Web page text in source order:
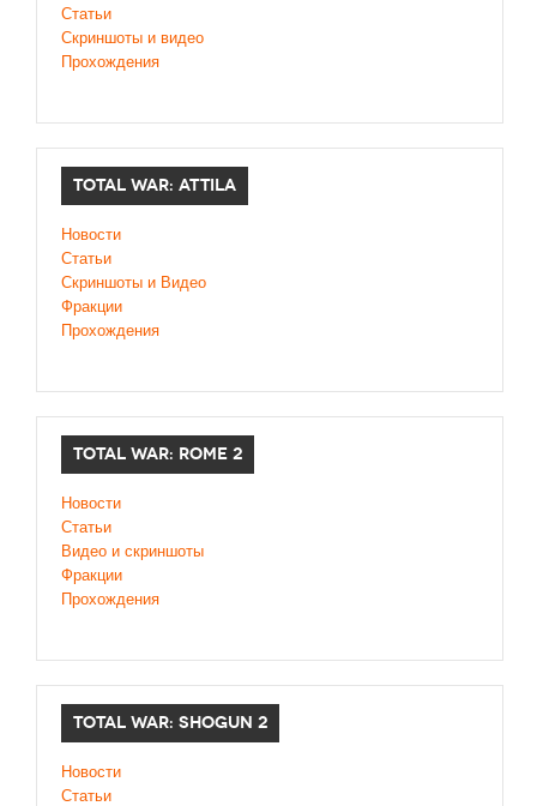
Статьи
Скриншоты и видео
Прохождения
TOTAL WAR: ATTILA
Новости
Статьи
Скриншоты и Видео
Фракции
Прохождения
TOTAL WAR: ROME 2
Новости
Статьи
Видео и скриншоты
Фракции
Прохождения
TOTAL WAR: SHOGUN 2
Новости
Статьи